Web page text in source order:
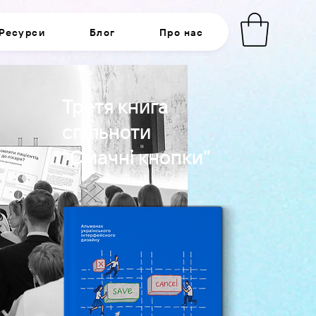
Блог Про нас
Третя книга
спільноти
"Смачні кнопки"